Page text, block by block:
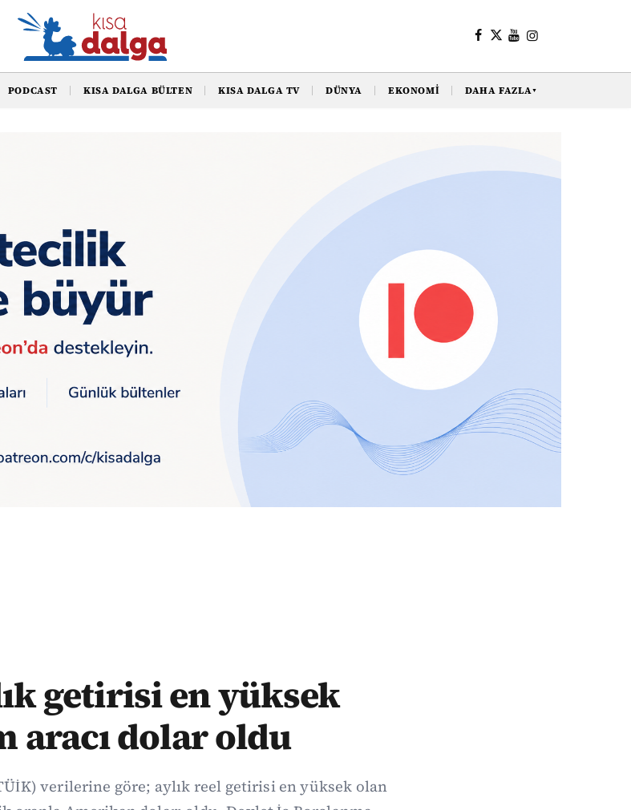
PODCAST KISA DALGA BÜLTEN KISA DALGA TV DÜNYA EKONOMI DAHA FAZLA▼
getirisi en yüksek
aracı dolar oldu
verilerine göre; aylık reel getirisi en yüksek olan